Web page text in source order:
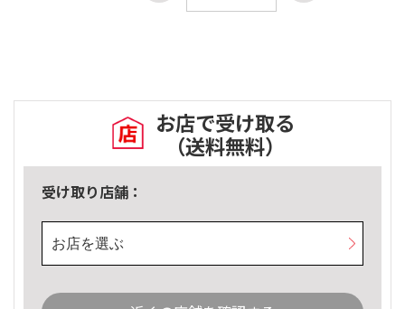
お店で受け取る
（送料無料）
受け取り店舗：
お店を選ぶ